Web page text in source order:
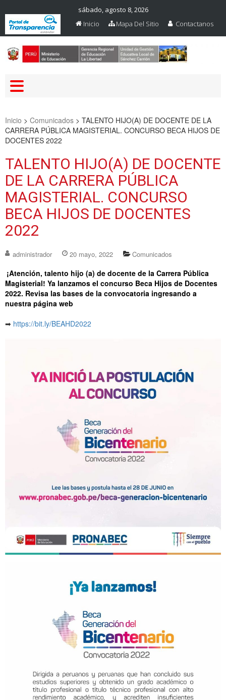
sábado, agosto 8, 2026
Inicio
Mapa Del Sitio Contactanos
Inicio > Comunicados > TALENTO HIJO(A) DE DOCENTE DE LA
CARRERA PÚBLICA MAGISTERIAL. CONCURSO BECA HIJOS DE
DOCENTES 2022
TALENTO HIJO(A) DE DOCENTE
DE LA CARRERA PÚBLICA
MAGISTERIAL. CONCURSO
BECA HIJOS DE DOCENTES
2022
administrador 20 mayo, 2022 Comunicados
¡Atención, talento hijo (a) de docente de la Carrera Pública
Magisterial! Ya lanzamos el concurso Beca Hijos de Docentes
2022. Revisa las bases de la convocatoria ingresando a
nuestra página web
➡ https://bit.ly/BEAHD2022